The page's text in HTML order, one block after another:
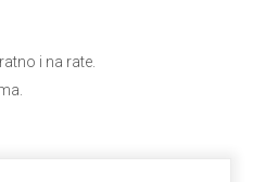
i na rate.